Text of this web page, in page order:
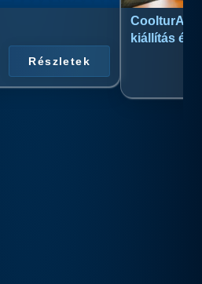
Részletek
kiállítás és